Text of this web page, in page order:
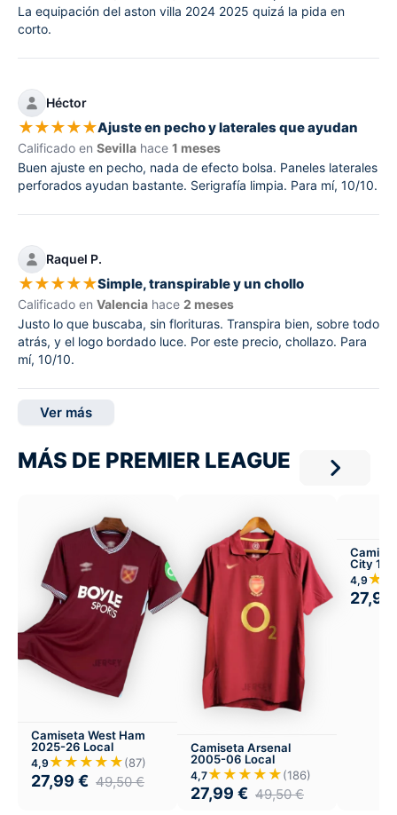
La equipación del aston villa 2024 2025 quizá la pida en
corto.
Héctor
★★★★★Ajuste en pecho y laterales que ayudan
Calificado en Sevilla hace 1 meses
Buen ajuste en pecho, nada de efecto bolsa. Paneles laterales
perforados ayudan bastante. Serigrafía limpia. Para mí, 10/10.
Raquel P.
★★★★★Simple, transpirable y un chollo
Calificado en Valencia hace 2 meses
Justo lo que buscaba, sin florituras. Transpira bien, sobre todo
atrás, y el logo bordado luce. Por este precio, chollazo. Para
mí, 10/10.
Ver más
MÁS DE PREMIER LEAGUE
Camiseta West Ham
2025-26 Local
4,9 ★★★★★(87)
27,99 € 49,50€
Camiseta Arsenal
2005-06 Local
4,7★★★★★(186)
27,99 € 49,50€
City
4,9
27,99